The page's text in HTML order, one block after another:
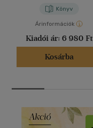
Könyv
Árinformációk
Kiadói ár: 6 980 Ft
Kosárba